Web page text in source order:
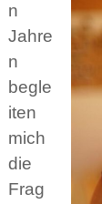
n
Jahre
n
begle
iten
mich
die
Frag